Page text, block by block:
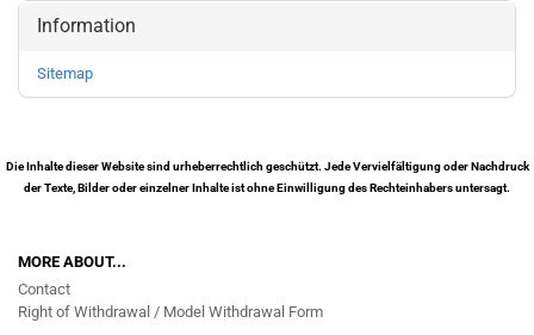
Information
Sitemap
Die Inhalte dieser Website sind urheberrechtlich geschützt. Jede Vervielfältigung oder Nachdruck
der Texte, Bilder oder einzelner Inhalte ist ohne Einwilligung des Rechteinhabers untersagt.
MORE ABOUT...
Contact
Right of Withdrawal / Model Withdrawal Form